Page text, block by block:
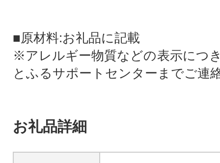
■原材料:お礼品に記載
※アレルギー物質などの表示につ
とふるサポートセンターまでご連
お礼品詳細